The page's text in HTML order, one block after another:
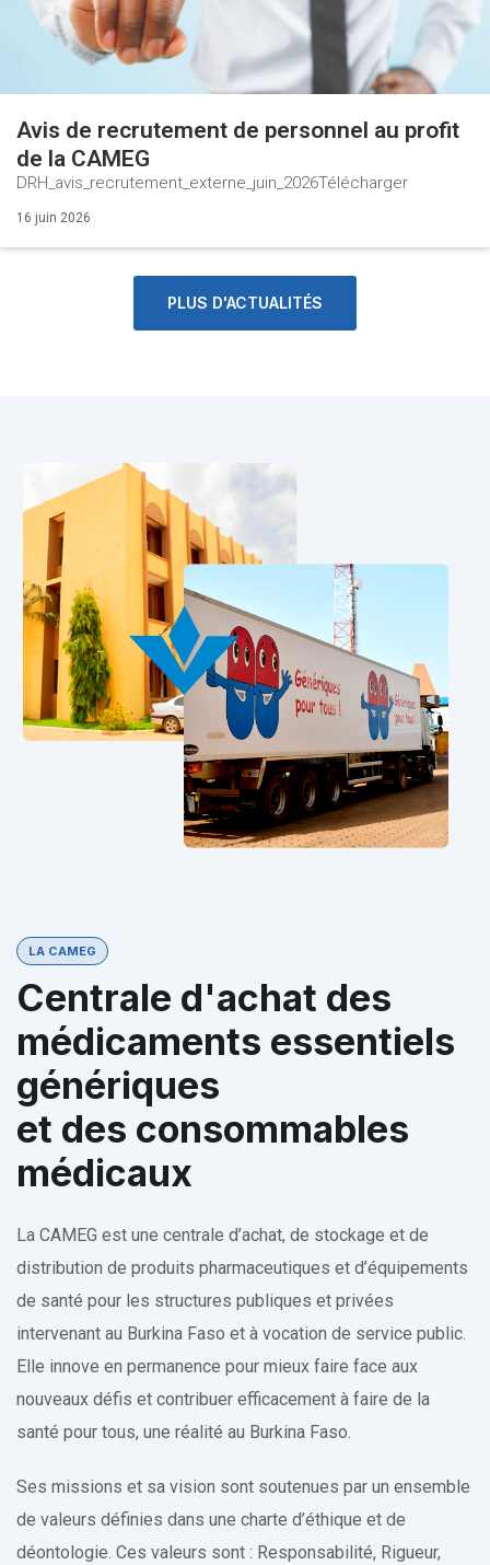
Avis de recrutement de personnel au profit
de la CAMEG
DRH_avis_recrutement_externe_juin_2026Télécharger
16 juin 2026
PLUS D'ACTUALITÉS
LA CAMEG
Centrale d'achat des
médicaments essentiels
génériques
et des consommables
médicaux
La CAMEG est une centrale d’achat, de stockage et de
distribution de produits pharmaceutiques et d’équipements
de santé pour les structures publiques et privées
intervenant au Burkina Faso et à vocation de service public.
Elle innove en permanence pour mieux faire face aux
nouveaux défis et contribuer efficacement à faire de la
santé pour tous, une réalité au Burkina Faso.
Ses missions et sa vision sont soutenues par un ensemble
de valeurs définies dans une charte d’éthique et de
déontologie. Ces valeurs sont : Responsabilité, Rigueur,